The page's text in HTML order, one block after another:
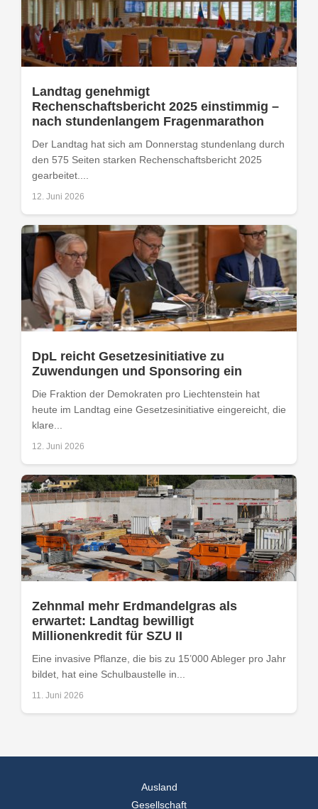
Landtag genehmigt
Rechenschaftsbericht 2025 einstimmig –
nach stundenlangem Fragenmarathon
Der Landtag hat sich am Donnerstag stundenlang durch
den 575 Seiten starken Rechenschaftsbericht 2025
gearbeitet....
12. Juni 2026
DpL reicht Gesetzesinitiative zu
Zuwendungen und Sponsoring ein
Die Fraktion der Demokraten pro Liechtenstein hat
heute im Landtag eine Gesetzesinitiative eingereicht, die
klare...
12. Juni 2026
Zehnmal mehr Erdmandelgras als
erwartet: Landtag bewilligt
Millionenkredit für SZU II
Eine invasive Pflanze, die bis zu 15’000 Ableger pro Jahr
bildet, hat eine Schulbaustelle in...
11. Juni 2026
Ausland
Gesellschaft